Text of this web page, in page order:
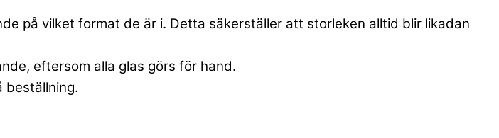
på vilket format de är i. Detta säkerställer att storleken alltid blir likadan
eftersom alla glas görs för hand.
beställning.